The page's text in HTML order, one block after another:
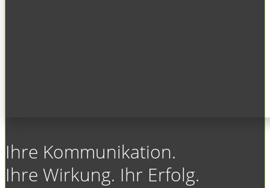
Ihre Kommunikation.
Ihre Wirkung. Ihr Erfolg.